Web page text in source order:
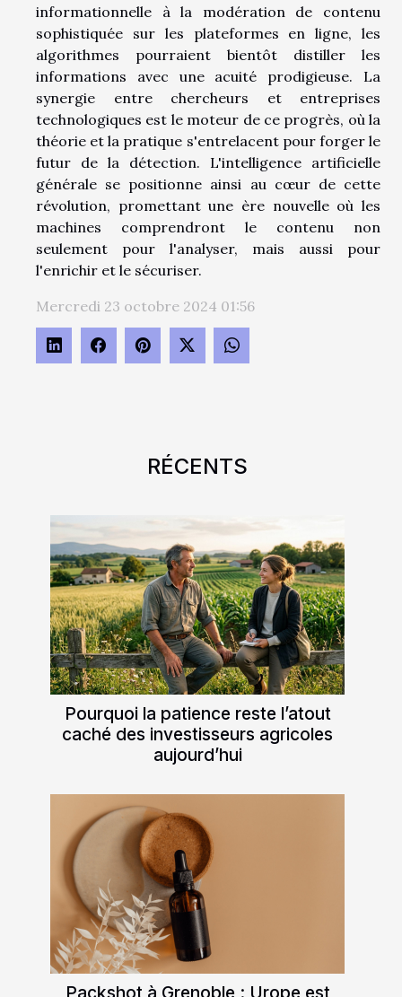
RÉCENTS
Pourquoi la patience reste l’atout
caché des investisseurs agricoles
aujourd’hui
informationnelle à la modération de contenu
sophistiquée sur les plateformes en ligne, les
algorithmes pourraient bientôt distiller les
informations avec une acuité prodigieuse. La
synergie entre chercheurs et entreprises
technologiques est le moteur de ce progrès, où la
théorie et la pratique s'entrelacent pour forger le
futur de la détection. L'intelligence artificielle
générale se positionne ainsi au cœur de cette
révolution, promettant une ère nouvelle où les
machines comprendront le contenu non
seulement pour l'analyser, mais aussi pour
l'enrichir et le sécuriser.
Mercredi 23 octobre 2024 01:56